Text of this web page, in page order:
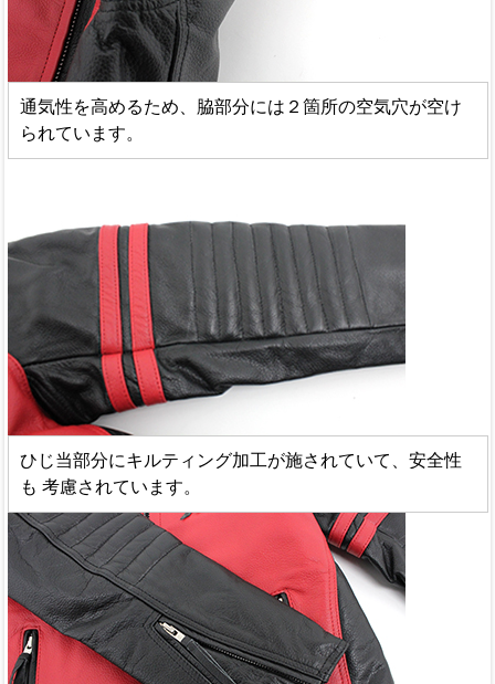
通気性を高めるため、脇部分には２箇所の空気穴が空け
られています。
ひじ当部分にキルティング加工が施されていて、安全性
も 考慮されています。